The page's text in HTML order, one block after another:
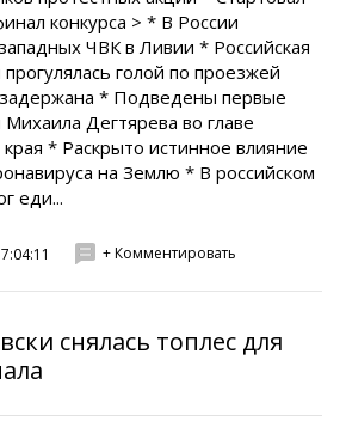
конкурса > * В России
ЧВК в Ливии * Российская
голой по проезжей
* Подведены первые
Дегтярева во главе
края * Раскрыто истинное влияние
на Землю * В российском
еди...
+ Комментировать
снялась топлес для